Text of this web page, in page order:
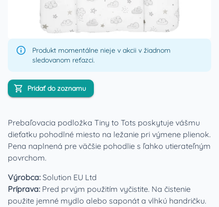
Produkt momentálne nieje v akcii v žiadnom
sledovanom reťazci.
Pridať do zoznamu
Prebaľovacia podložka Tiny to Tots poskytuje vášmu
dieťatku pohodlné miesto na ležanie pri výmene plienok.
Pena naplnená pre väčšie pohodlie s ľahko utierateľným
povrchom.
Výrobca: Solution EU Ltd
Príprava: Pred prvým použitím vyčistite. Na čistenie
použite jemné mydlo alebo saponát a vlhkú handričku.